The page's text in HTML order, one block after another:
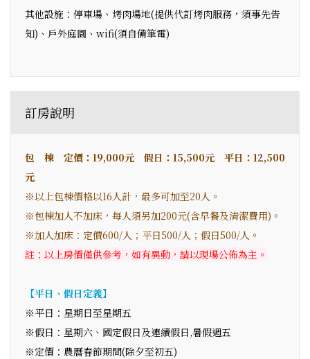
其他設施：停車場、烤肉場地(提供代訂烤肉服務，須事先告
知)、戶外庭園、wifi(須自備筆電)
訂房說明
包 棟 定價：19,000元 假日：15,500元 平日：12,500
元
※以上包棟價格以16人計，最多可加至20人。
※包棟加人不加床，每人須另加200元(含早餐及清潔費用)。
※加人加床：定價600/人；平日500/人；假日500/人。
註：以上房價僅供參考，如有異動，請以現場公佈為主。
【平日、假日定義】
※平日：星期日至星期五
※假日：星期六、國定假日及連續假日,暑假週五
※定價：農曆春節期間(除夕至初五)